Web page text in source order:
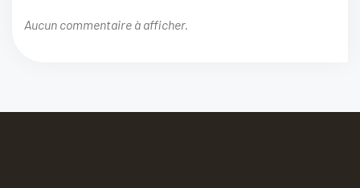
Aucun commentaire à afficher.